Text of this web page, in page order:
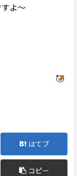
よ～
はてブ
コピー